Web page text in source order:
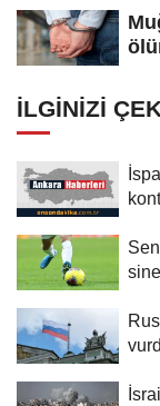
İLGINIZI